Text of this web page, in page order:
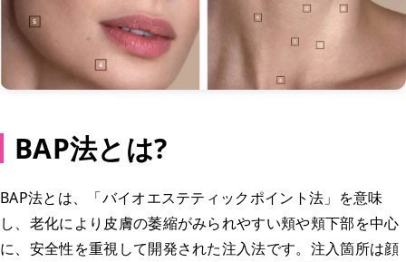
BAP法とは?
BAP法とは、「バイオエステティックポイント法」を意味
し、老化により皮膚の萎縮がみられやすい頬や頬下部を中心
に、安全性を重視して開発された注入法です。注入箇所は顔